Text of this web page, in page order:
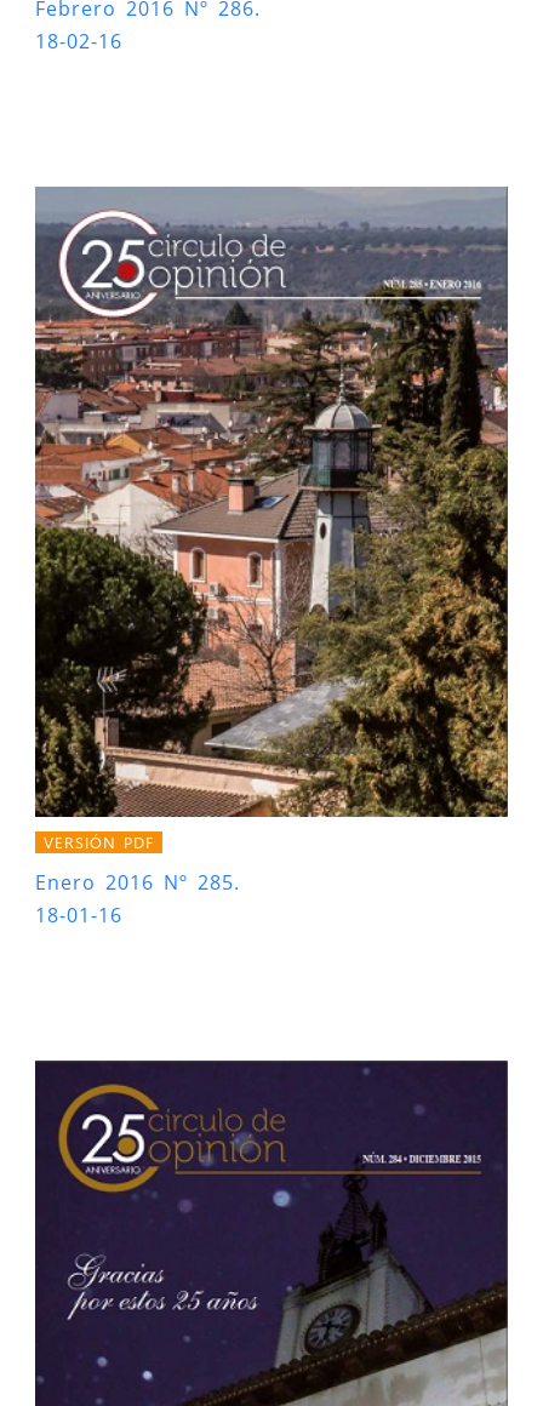
Febrero 2016 Nº 286.
18-02-16
VERSIÓN PDF
Enero 2016 Nº 285.
18-01-16